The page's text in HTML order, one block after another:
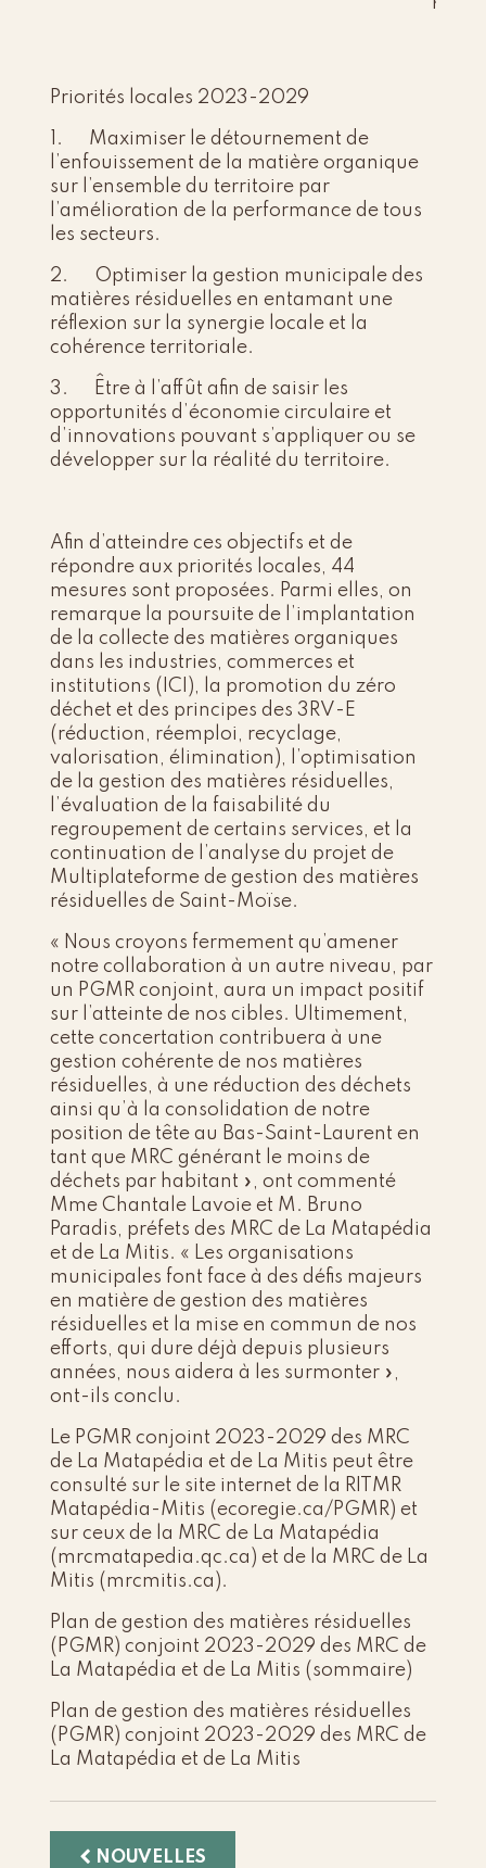
Priorités locales 2023-2029
1.
Maximiser le détournement de
l’enfouissement de la matière organique
sur l’ensemble du territoire par
l’amélioration de la performance de tous
les secteurs.
2.
Optimiser la gestion municipale des
matières résiduelles en entamant une
réflexion sur la synergie locale et la
cohérence territoriale.
3.
Être à l’affût afin de saisir les
opportunités d’économie circulaire et
d’innovations pouvant s’appliquer ou se
développer sur la réalité du territoire.
Afin d’atteindre ces objectifs et de
répondre aux priorités locales, 44
mesures sont proposées. Parmi elles, on
remarque la poursuite de l’implantation
de la collecte des matières organiques
dans les industries, commerces et
institutions (ICI), la promotion du zéro
déchet et des principes des 3RV-E
(réduction, réemploi, recyclage,
valorisation, élimination), l’optimisation
de la gestion des matières résiduelles,
l’évaluation de la faisabilité du
regroupement de certains services, et la
continuation de l’analyse du projet de
Multiplateforme de gestion des matières
résiduelles de Saint-Moïse.
« Nous croyons fermement qu’amener
notre collaboration à un autre niveau, par
un PGMR conjoint, aura un impact positif
sur l’atteinte de nos cibles. Ultimement,
cette concertation contribuera à une
gestion cohérente de nos matières
résiduelles, à une réduction des déchets
ainsi qu’à la consolidation de notre
position de tête au Bas-Saint-Laurent en
tant que MRC générant le moins de
déchets par habitant », ont commenté
Mme Chantale Lavoie et M. Bruno
Paradis, préfets des MRC de La Matapédia
et de La Mitis. « Les organisations
municipales font face à des défis majeurs
en matière de gestion des matières
résiduelles et la mise en commun de nos
efforts, qui dure déjà depuis plusieurs
années, nous aidera à les surmonter »,
ont-ils conclu.
Le PGMR conjoint 2023-2029 des MRC
de La Matapédia et de La Mitis peut être
consulté sur le site internet de la RITMR
Matapédia-Mitis (ecoregie.ca/PGMR) et
sur ceux de la MRC de La Matapédia
( mrcmatapedia.qc.ca ) et de la MRC de La
Mitis ( mrcmitis.ca ).
Plan de gestion des matières résiduelles
(PGMR) conjoint 2023-2029 des MRC de
La Matapédia et de La Mitis (sommaire)
Plan de gestion des matières résiduelles
(PGMR) conjoint 2023-2029 des MRC de
La Matapédia et de La Mitis
NOUVELLES